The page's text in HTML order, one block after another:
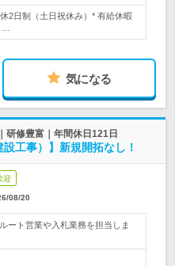
2日制（土日祝休み）* 有給休暇
気になる
研修豊富｜年間休日121日
工事）】新規開拓なし！
迎
08/20
ート営業や入札業務を担当しま